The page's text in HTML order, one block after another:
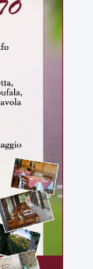
TUTTI I VIDEO